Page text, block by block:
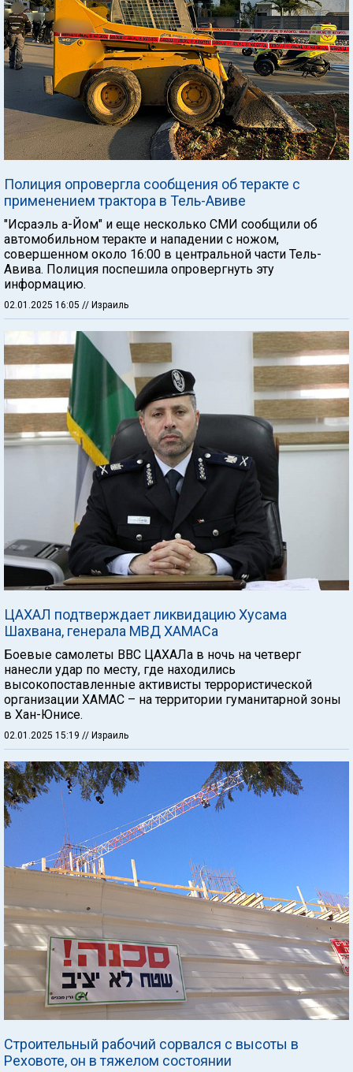
Полиция опровергла сообщения об теракте с
применением трактора в Тель-Авиве
"Исраэль а-Йом" и еще несколько СМИ сообщили об
автомобильном теракте и нападении с ножом,
совершенном около 16:00 в центральной части Тель-
Авива. Полиция поспешила опровергнуть эту
информацию.
02.01.2025 16:05 // Израиль
ЦАХАЛ подтверждает ликвидацию Хусама
Шахвана, генерала МВД ХАМАСа
Боевые самолеты ВВС ЦАХАЛа в ночь на четверг
нанесли удар по месту, где находились
высокопоставленные активисты террористической
организации ХАМАС – на территории гуманитарной зоны
в Хан-Юнисе.
02.01.2025 15:19 // Израиль
Строительный рабочий сорвался с высоты в
Реховоте, он в тяжелом состоянии